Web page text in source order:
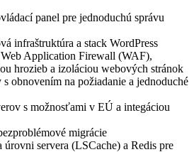
panel pre jednoduchú správu
infraštruktúra a stack WordPress
Application Firewall (WAF),
hrozieb a izoláciou webových stránok
obnovením na požiadanie a jednoduché
s možnosťami v EÚ a integáciou
migrácie
úrovni servera (LSCache) a Redis pre